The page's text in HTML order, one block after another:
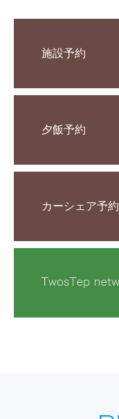
施設予約
夕飯予約
カーシェア予約